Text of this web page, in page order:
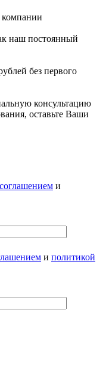
компании
наш постоянный
без первого
консультацию
оставьте Ваши
и
и политикой